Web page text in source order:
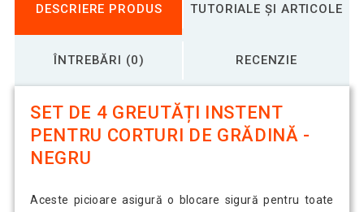
DESCRIERE PRODUS TUTORIALE ȘI ARTICOLE
ÎNTREBĂRI (0) RECENZIE
SET DE 4 GREUTĂȚI INSTENT
PENTRU CORTURI DE GRĂDINĂ -
NEGRU
Aceste picioare asigură o blocare sigură pentru toate